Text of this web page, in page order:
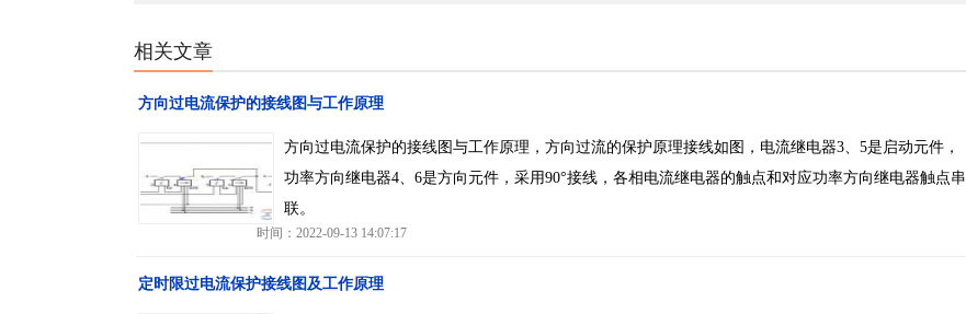
相关文章
方向过电流保护的接线图与工作原理
方向过电流保护的接线图与工作原理，方向过流的保护原理接线如图，电流继电器3、5是启动元件，
功率方向继电器4、6是方向元件，采用90°接线，各相电流继电器的触点和对应功率方向继电器触点串
联。
时间：2022-09-13 14:07:17
定时限过电流保护接线图及工作原理